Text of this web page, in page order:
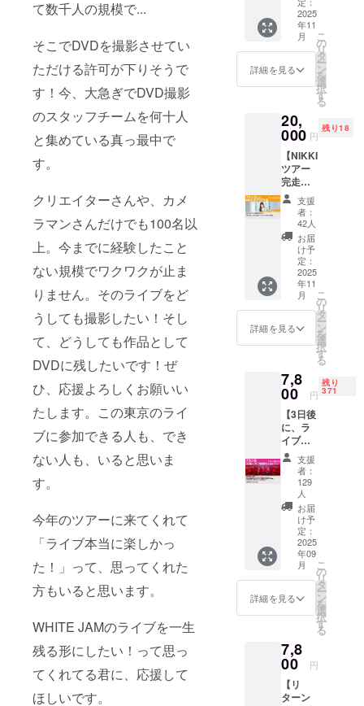
て数千人の規模で...
そこでDVDを撮影させてい
ただける許可が下りそうで
す！今、大急ぎでDVD撮影
のスタッフチームを何十人
と集めている真っ最中で
す。
クリエイターさんや、カメ
ラマンさんだけでも100名以
上。今までに経験したこと
ない規模でワクワクが止ま
りません。そのライブをど
うしても撮影したい！そし
て、どうしても作品として
DVDに残したいです！ぜ
ひ、応援よろしくお願いい
たします。この東京のライ
ブに参加できる人も、でき
ない人も、いると思いま
す。
今年のツアーに来てくれて
「ライブ本当に楽しかっ
た！」って、思ってくれた
方もいると思います。
WHITE JAMのライブを一生
残る形にしたい！って思っ
てくれてる君に、応援して
ほしいです。
しデビュー
に貢献し
た。Nissy
1st
Single「どう
か？」3rd
Single「ワガ
ママ」4th
Single「DAN
CE DANCE
DANCE」の
作詞作曲を
担当する。
NIssyはライ
ブのトーク
「最初手を
SHIROSEし
かいなかっ
た」と語っ
ている。1st
Single に
なった「ど
うしよう
か？」は出
会ったその
日に制作し
たという逸
とってもこ
その後の
キャリアの
代名詞とな
い。 ②
当日の
詳細
は、
oguchi
@gmail
CAMPF
IREに登
録され
ている
メール
アドレ
ス宛に
お送り
致しま
す。 ③
希望の
時間を
お伺い
する事
は可能
が、ス
ケ
ルの都
合によ
りご希
望に添
えない
場合が
ござい
ます。
なお、
その場
合でも
ご予約
のキャ
ンセ
ル、返
金はで
きかね
ますの
で、ご
了承の
支援い
ただけ
ますと
幸いで
す。
も同行
致しま
す。 ※
当日の
は、
wj.mad
.comか
ら、
CAMPF
IREに登
録され
ている
メール
アドレ
ス宛に
お送り
致しま
す。
@gmail
.comか
ら、
CAMPF
IREに登
録され
ス宛に
お送り
致しま
す。 ②
届いた
画像は
SNSな
どでの
転載を
不可と
しま
す。
1レベル
の大完
成され
た爆笑
漫才あ
り。 ス
バーだ
けの空
間。 ＜
お届け
予定日
＞ 2025
年10月
<備考>
①wj.ma
doguchi
@gmail
.comか
ら、
CAMPF
IREに登
ている
メール
お送り
致しま
す。 ②
届いた
映像は
SNSな
どでの
転載を
不可と
しま
す。
ロセ
ラーメ
ン)】
SHIRO
SEお手
製のシ
ロセ
ンが食
べられ
るプラ
ンで
す。 エ
プロン
を着用
した
SHIRO
SEが
シェフ
になっ
て、皆
さんに
お手製
料理を
振る舞
SHIRO
SEとの
2ショッ
ト撮影
あり。
<日程・
場所>
日程：
11月1日
(土)
11:00～
12:40
場
所：都
内某所
<備考>
代、場
所代込
りま
す。 ②
当日の
詳細
2025
年11
月
詳細を見る
こ
の
リ
タ
ー
ン
を
選
択
す
る
20,
000 円
残り18
【NIKKI
ツアー
完走お
めでと
うプラ
NIKKIと
プリク
会】
NIKKIと
2人きり
でプリ
クラを
撮影で
きるプ
す。 <
日程・
場所>
日程：
11月1日
(土)
11:00～
19:00
場所：
都内某
所 <備
考> ①
落書き
は出来
ません
ので予
めご了
承くだ
触、メ
ンバー
と同じ
ものを
持つな
支援
者：
42人
お届
け予
定：
2025
年11
月
詳細を見る
こ
の
リ
タ
ー
ン
を
選
択
す
る
7,8
00 円
残り
371
【3日後
に、ラ
イブ映
像がも
らえる
プラ
ン】 3
日後に
映像も
らえる
プラ
ン！ な
んと、9
月20日
(土)の
像を3日
後にお
送りし
ます。
一番早
支援
者：
129
人
お届
け予
定：
2025
年09
月
詳細を見る
こ
の
リ
タ
ー
ン
を
選
択
す
る
7,8
00 円
【リ
ターン